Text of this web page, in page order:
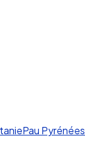
Pau Pyrénées